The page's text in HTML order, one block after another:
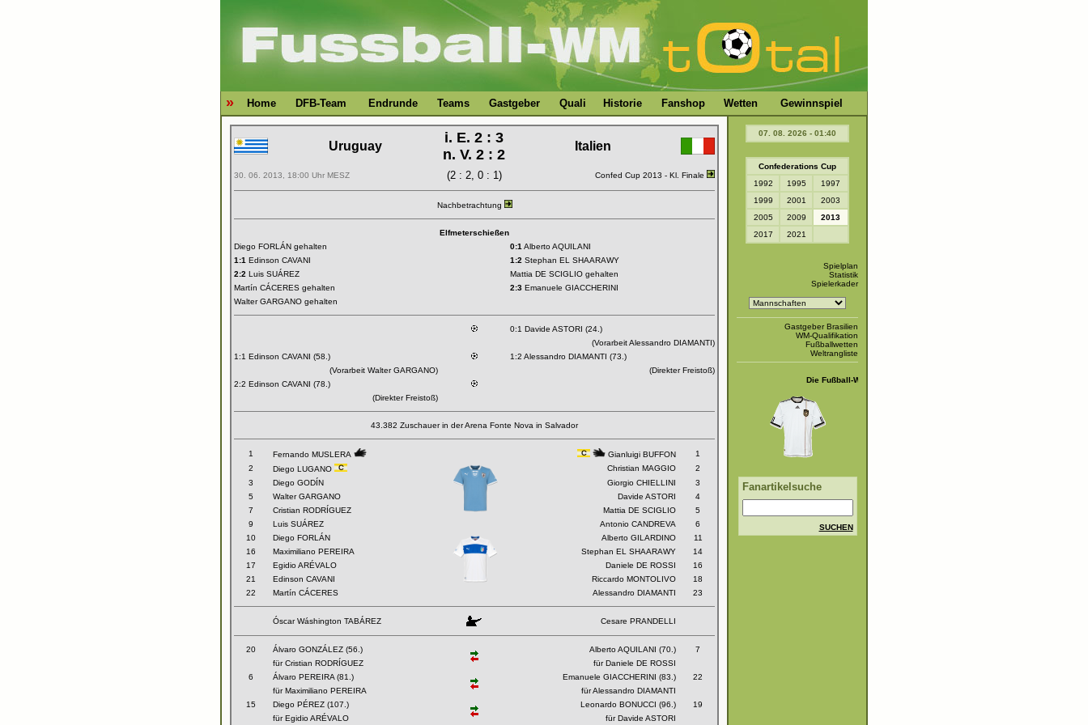
» Home DFB-Team Endrunde Teams Gastgeber Quali Historie Fanshop Wetten Gewinnspiel
Uruguay
i. E. 2 : 3
n. V. 2 : 2
Italien
30. 06. 2013, 18:00 Uhr MESZ (2 : 2, 0 : 1) Confed Cup 2013 - Kl. Finale
Nachbetrachtung
Elfmeterschießen
Diego FORLÁN gehalten
0:1 Alberto AQUILANI
1:1 Edinson CAVANI 1:2 Stephan EL SHAARAWY
2:2 Luis SUÁREZ
Mattia DE SCIGLIO gehalten
Martín CÁCERES gehalten
2:3 Emanuele GIACCHERINI
Walter GARGANO gehalten
0:1 Davide ASTORI (24.)
(Vorarbeit Alessandro DIAMANTI)
1:1 Edinson CAVANI (58.)
1:2 Alessandro DIAMANTI (73.)
(Vorarbeit Walter GARGANO)
(Direkter Freistoß)
2:2 Edinson CAVANI (78.)
(Direkter Freistoß)
43.382 Zuschauer in der Arena Fonte Nova in Salvador
1 Fernando MUSLERA Gianluigi BUFFON
1
2
Diego LUGANO Christian MAGGIO
2
3
Diego GODÍN Giorgio CHIELLINI
3
5
Walter GARGANO Davide ASTORI
4
7
Cristian RODRÍGUEZ Mattia DE SCIGLIO
5
9
Luis SUÁREZ Antonio CANDREVA
6
10
Diego FORLÁN Alberto GILARDINO
11
16
Maximiliano PEREIRA Stephan EL SHAARAWY
14
17
Egidio ARÉVALO Daniele DE ROSSI
16
21
Edinson CAVANI Riccardo MONTOLIVO
18
22
Martín CÁCERES Alessandro DIAMANTI 23
Óscar Wáshington TABÁREZ Cesare PRANDELLI
20 Álvaro GONZÁLEZ (56.) Alberto AQUILANI (70.)
7
für Cristian RODRÍGUEZ
für Daniele DE ROSSI
6
Álvaro PEREIRA (81.) Emanuele GIACCHERINI (83.)
22
für Maximiliano PEREIRA
für Alessandro DIAMANTI
15
Diego PÉREZ (107.) Leonardo BONUCCI (96.)
19
für Egidio ARÉVALO
für Davide ASTORI
07. 08. 2026 - 01:40
Confederations Cup
1992
1995
1997
1999
2001
2003
2005
2009
2013
2017
2021
Spielplan
Statistik
Spielerkader
Gastgeber Brasilien
WM-Qualifikation
Fußballwetten
Weltrangliste
Die Fußball-WM 2014 ist beendet!
Fanartikelsuche
SUCHEN